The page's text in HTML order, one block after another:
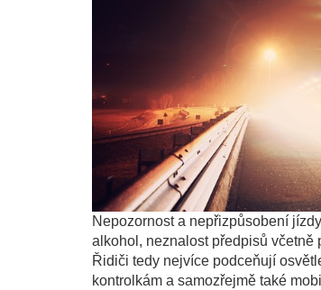
Nepozornost a nepřizpůsobení
alkohol, neznalost předpisů včetně
Řidiči tedy nejvíce podceňují
kontrolkám a samozřejmě také